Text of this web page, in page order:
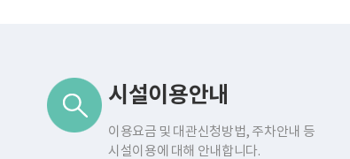
동천국민체육센터 서비스
시설이용안내
이용요금 및 대관신청방법, 주차안내 등
시설이용에 대해 안내합니다.